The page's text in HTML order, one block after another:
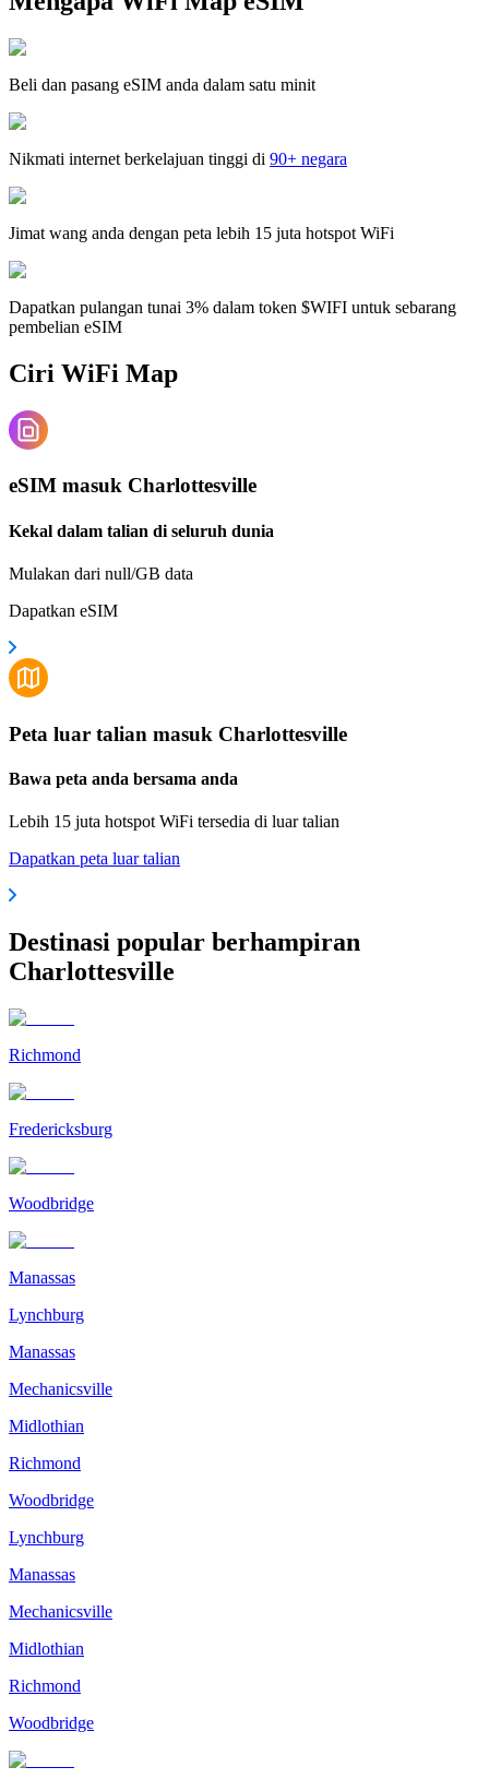
Beli dan pasang eSIM anda dalam satu minit
Nikmati internet berkelajuan tinggi di 90+ negara
Jimat wang anda dengan peta lebih 15 juta hotspot WiFi
Dapatkan pulangan tunai 3% dalam token $WIFI untuk sebarang
pembelian eSIM
Ciri WiFi Map
eSIM masuk Charlottesville
Kekal dalam talian di seluruh dunia
Mulakan dari null/GB data
Dapatkan eSIM
Peta luar talian masuk Charlottesville
Bawa peta anda bersama anda
Lebih 15 juta hotspot WiFi tersedia di luar talian
Dapatkan peta luar talian
Destinasi popular berhampiran
Charlottesville
Richmond
Fredericksburg
Woodbridge
Manassas
Lynchburg
Manassas
Mechanicsville
Midlothian
Richmond
Woodbridge
Lynchburg
Manassas
Mechanicsville
Midlothian
Richmond
Woodbridge